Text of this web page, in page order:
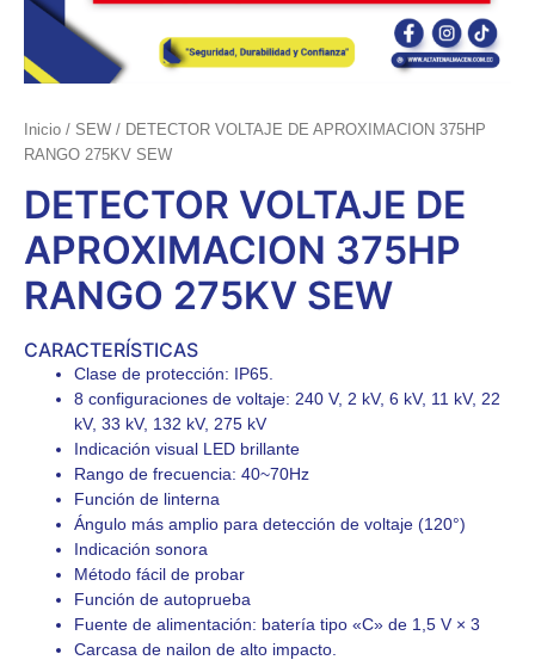
Inicio / SEW / DETECTOR VOLTAJE DE APROXIMACION 375HP
RANGO 275KV SEW
DETECTOR VOLTAJE DE
APROXIMACION 375HP
RANGO 275KV SEW
CARACTERÍSTICAS
Clase de protección: IP65.
8 configuraciones de voltaje: 240 V, 2 kV, 6 kV, 11 kV, 22
kV, 33 kV, 132 kV, 275 kV
Indicación visual LED brillante
Rango de frecuencia: 40~70Hz
Función de linterna
Ángulo más amplio para detección de voltaje (120°)
Indicación sonora
Método fácil de probar
Función de autoprueba
Fuente de alimentación: batería tipo «C» de 1,5 V × 3
Carcasa de nailon de alto impacto.